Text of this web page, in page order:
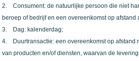
2. Consument: de natuurlijke persoon die niet
beroep of bedrijf en een overeenkomst op
3. Dag: kalenderdag;
4. Duurtransactie: een overeenkomst op afstand
van producten en/of diensten, waarvan de